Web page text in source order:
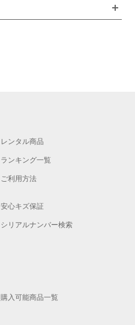
レンタル商品
ランキング一覧
ご利用方法
安心キズ保証
シリアルナンバー検索
購入可能商品一覧